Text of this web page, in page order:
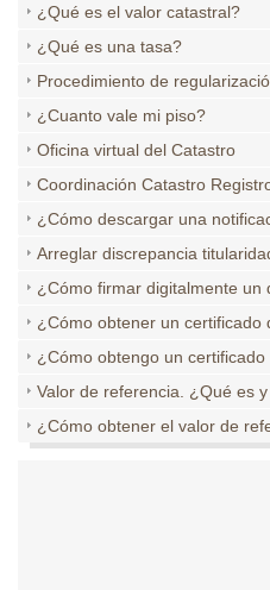
¿Qué es el valor catastral?
¿Qué es una tasa?
Procedimiento de
¿Cuanto vale mi piso?
Oficina virtual del Catastro
Coordinación Catastro
¿Cómo descargar una
Arreglar discrepancia
¿Cómo firmar digitalmente un
¿Cómo obtener un certificado
¿Cómo obtengo un certificado
Valor de referencia. ¿Qué es
¿Cómo obtener el valor de